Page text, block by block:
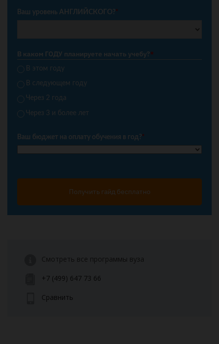
Ваш уровень АНГЛИЙСКОГО?*
В каком ГОДУ планируете начать учебу?*
В этом году
В следующем году
Через 2 года
Через 3 и более лет
Ваш бюджет на оплату обучения в год?*
Получить гайд бесплатно
Смотреть все программы вуза
+7 (499) 647 73 66
Сравнить